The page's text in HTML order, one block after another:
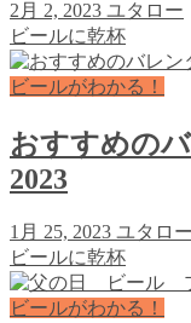
2月 2, 2023 ユタロー
ビールに乾杯
ビールがわかる！
おすすめの
2023
1月 25, 2023 ユタロー
ビールに乾杯
ビールがわかる！